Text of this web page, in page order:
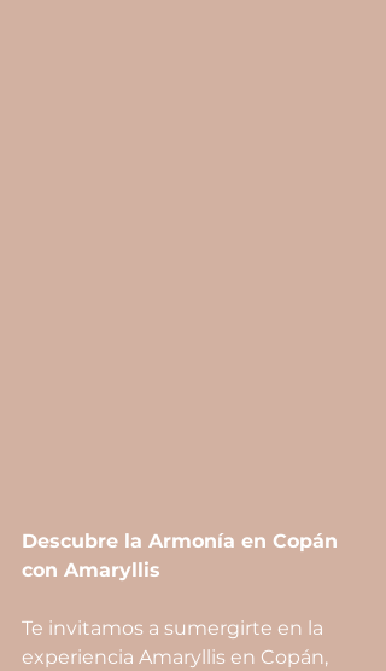
Descubre la Armonía en Copán
con Amaryllis
Te invitamos a sumergirte en la
experiencia Amaryllis en Copán,